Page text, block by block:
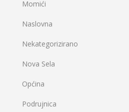
Momići
Naslovna
Nekategorizirano
Nova Sela
Općina
Podrujnica